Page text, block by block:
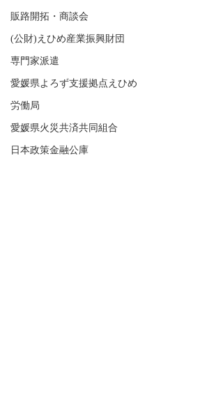
販路開拓・商談会
(公財)えひめ産業振興財団
専門家派遣
愛媛県よろず支援拠点えひめ
労働局
愛媛県火災共済共同組合
日本政策金融公庫